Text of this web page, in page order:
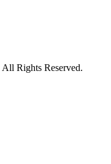
Rights Reserved.